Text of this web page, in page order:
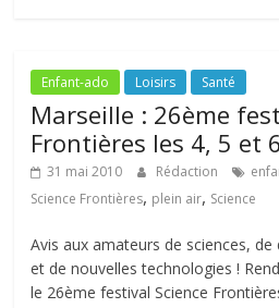
Enfant-ado Loisirs Santé
Marseille : 26ème
Frontières les 4, 5 et
31 mai 2010 Rédaction
Science Frontières, plein air, Science
Avis aux amateurs de sciences,
et de nouvelles technologies !
le 26ème festival Science